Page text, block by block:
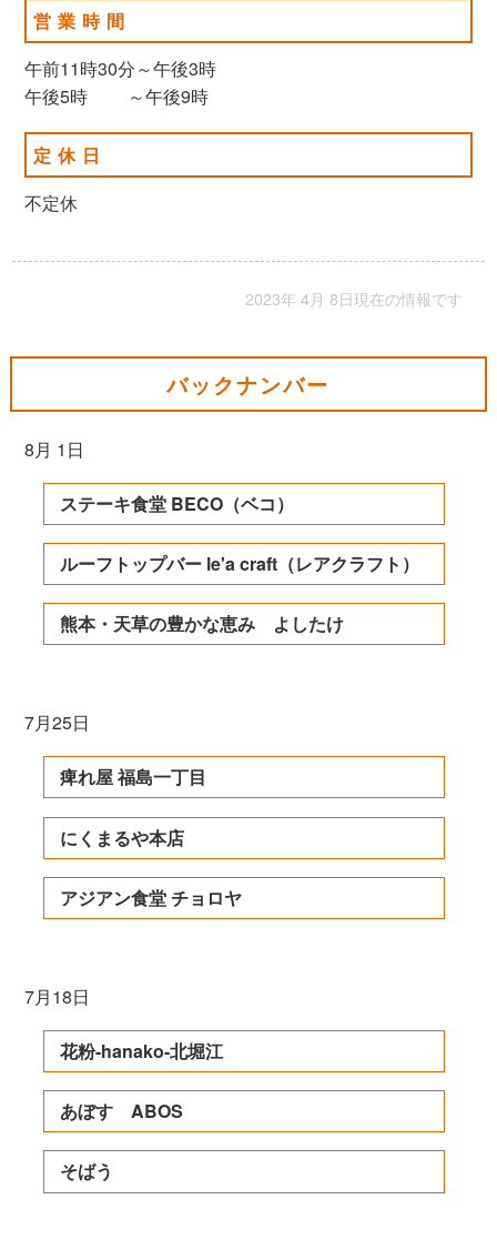
営業時間
午前11時30分～午後3時
午後5時 ～午後9時
定休日
不定休
2023年 4月 8日現在の情報です
バックナンバー
8月 1日
ステーキ食堂 BECO（ベコ）
ルーフトップバー le'a craft（レアクラフト）
熊本・天草の豊かな恵み よしたけ
7月25日
痺れ屋 福島一丁目
にくまるや本店
アジアン食堂 チョロヤ
7月18日
花粉-hanako-北堀江
あぼす ABOS
そばう